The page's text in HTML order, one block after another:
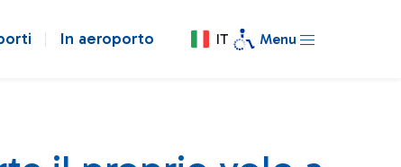
In aeroporto IT Menu